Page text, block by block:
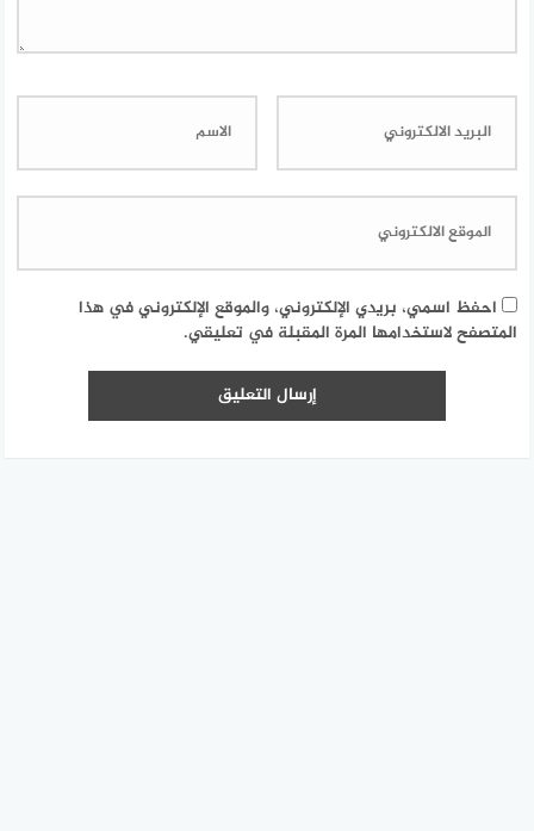
احفظ اسمي، بريدي الإلكتروني، والموقع الإلكتروني في هذا
المتصفح لاستخدامها المرة المقبلة في تعليقي.